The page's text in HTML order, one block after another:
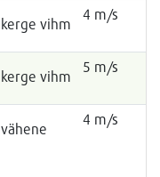
kerge vihm
4 m/s
kerge vihm
5 m/s
vähene
4 m/s